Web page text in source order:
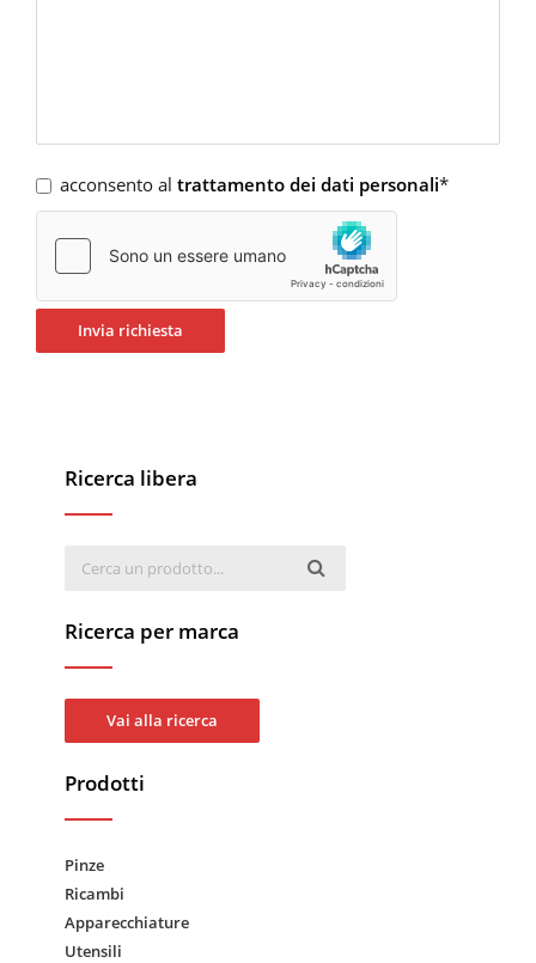
acconsento al trattamento dei dati personali*
Ricerca libera
Ricerca per marca
Vai alla ricerca
Prodotti
Pinze
Ricambi
Apparecchiature
Utensili